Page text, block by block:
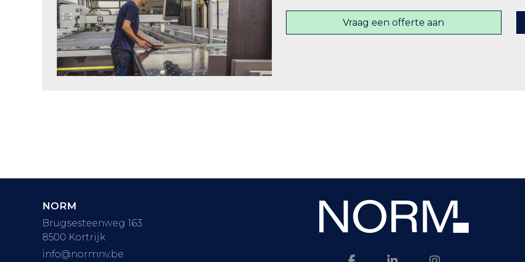
Vraag een offerte aan
NORM
Brugsesteenweg 163
8500 Kortrijk
info@normnv.be